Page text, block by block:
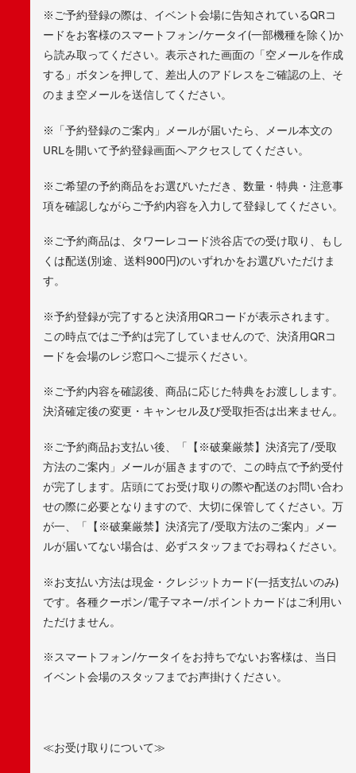
※ご予約登録の際は、イベント会場に告知されているQRコ
ードをお客様のスマートフォン/ケータイ(一部機種を除く)か
ら読み取ってください。表示された画面の「空メールを作成
する」ボタンを押して、差出人のアドレスをご確認の上、そ
のまま空メールを送信してください。
※「予約登録のご案内」メールが届いたら、メール本文の
URLを開いて予約登録画面へアクセスしてください。
※ご希望の予約商品をお選びいただき、数量・特典・注意事
項を確認しながらご予約内容を入力して登録してください。
※ご予約商品は、タワーレコード渋谷店での受け取り、もし
くは配送(別途、送料900円)のいずれかをお選びいただけま
す。
※予約登録が完了すると決済用QRコードが表示されます。
この時点ではご予約は完了していませんので、決済用QRコ
ードを会場のレジ窓口へご提示ください。
※ご予約内容を確認後、商品に応じた特典をお渡しします。
決済確定後の変更・キャンセル及び受取拒否は出来ません。
※ご予約商品お支払い後、「【※破棄厳禁】決済完了/受取
方法のご案内」メールが届きますので、この時点で予約受付
が完了します。店頭にてお受け取りの際や配送のお問い合わ
せの際に必要となりますので、大切に保管してください。万
が一、「【※破棄厳禁】決済完了/受取方法のご案内」メー
ルが届いてない場合は、必ずスタッフまでお尋ねください。
※お支払い方法は現金・クレジットカード(一括支払いのみ)
です。各種クーポン/電子マネー/ポイントカードはご利用い
ただけません。
※スマートフォン/ケータイをお持ちでないお客様は、当日
イベント会場のスタッフまでお声掛けください。
≪お受け取りについて≫